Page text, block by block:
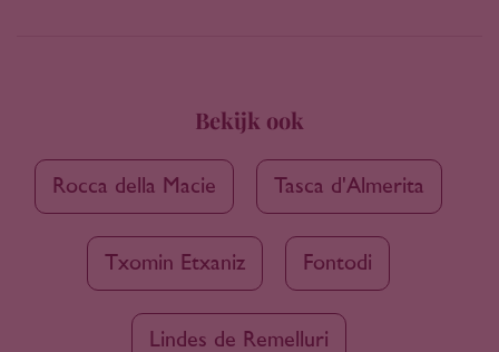
Bekijk ook
Rocca della Macie Tasca d'Almerita
Txomin Etxaniz Fontodi
Lindes de Remelluri